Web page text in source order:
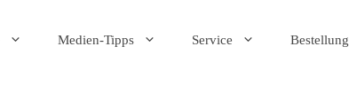
Medien-Tipps Service Bestellung